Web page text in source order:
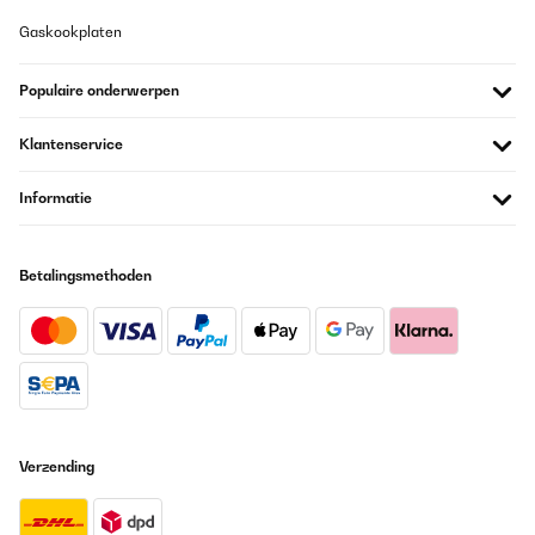
Amazon user
Dopo due anni di utilizzo, posso dire che questa mini
ridotti: Ideale per chi vive in appartamenti piccoli o per single e
nell’ambiente.Efficiente: I 7 programmi di lavaggio coprono ogni
esigenza, dalle stoviglie leggermente sporche a quelle più difficili
da pulire.Silenziosa: Anche durante i cicli di lavaggio più lunghi, il
rumore è minimo, rendendola adatta anche per l’uso serale.Facile
da installare: Si collega rapidamente e non richiede particolari
competenze tecniche.Risparmio di acqua ed energia: Perfetta per
riscontrato guasti né cali di prestazioni, e le stoviglie escono
una lavastoviglie compatta, affidabile e duratura, questa
Klarstein è la scelta perfetta. Anche dopo due anni, rimane uno
Gaskookplaten
Populaire onderwerpen
Klantenservice
Informatie
Betalingsmethoden
Verzending